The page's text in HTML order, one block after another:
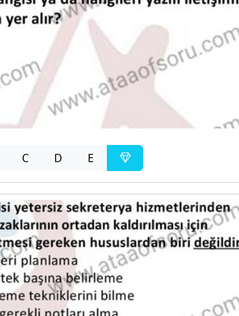
C D E